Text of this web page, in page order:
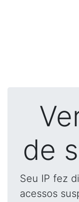
de
Seu IP fez
acessos